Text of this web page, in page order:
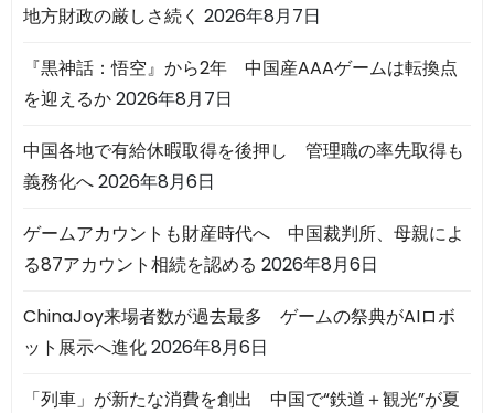
地方財政の厳しさ続く 2026年8月7日
『黒神話：悟空』から2年 中国産AAAゲームは転換点
を迎えるか2026年8月7日
中国各地で有給休暇取得を後押し 管理職の率先取得も
義務化へ2026年8月6日
ゲームアカウントも財産時代へ 中国裁判所、母親によ
る87アカウント相続を認める 2026年8月6日
ChinaJoy来場者数が過去最多 ゲームの祭典がAIロボ
ット展示へ進化2026年8月6日
「列車」が新たな消費を創出 中国で“鉄道＋観光”が夏